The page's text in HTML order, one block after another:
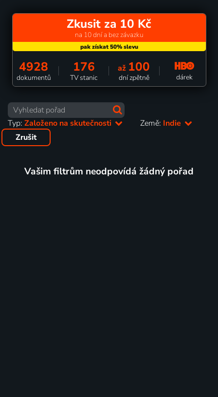
Zkusit za 10 Kč
na 10 dní a bez závazku
4928
dokumentů
176
TV stanic
až 100
dní zpětně dárek
Typ: Založeno na skutečnosti Země: Indie
Zrušit
Vašim filtrům neodpovídá žádný pořad